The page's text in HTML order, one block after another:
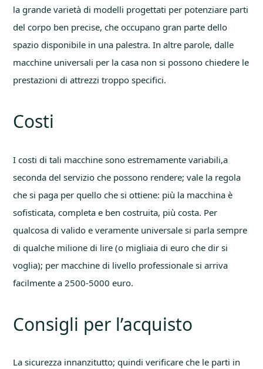
la grande varietà di modelli progettati per potenziare parti
del corpo ben precise, che occupano gran parte dello
spazio disponibile in una palestra. In altre parole, dalle
macchine universali per la casa non si possono chiedere le
prestazioni di attrezzi troppo specifici.
Costi
I costi di tali macchine sono estremamente variabili,a
seconda del servizio che possono rendere; vale la regola
che si paga per quello che si ottiene: più la macchina è
sofisticata, completa e ben costruita, più costa. Per
qualcosa di valido e veramente universale si parla sempre
di qualche milione di lire (o migliaia di euro che dir si
voglia); per macchine di livello professionale si arriva
facilmente a 2500-5000 euro.
Consigli per l’acquisto
La sicurezza innanzitutto; quindi verificare che le parti in